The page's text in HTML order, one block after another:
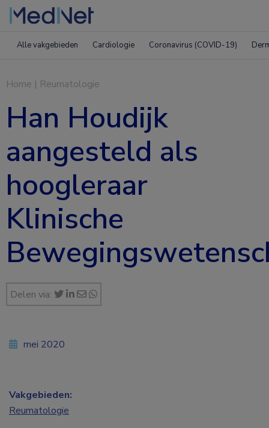
Alle vakgebieden Cardiologie Coronavirus (COVID-19)
Home | Reumatologie
Han Houdijk
aangesteld als
hoogleraar
Klinische
Delen via:
mei 2020
Vakgebieden:
Reumatologie